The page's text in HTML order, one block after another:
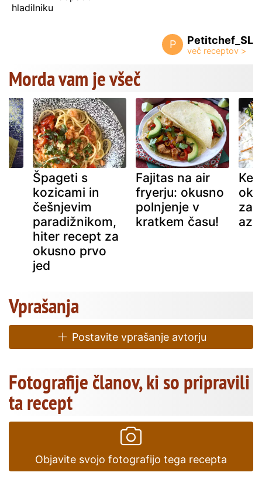
hladilniku
P Petitchef_SL
Morda vam je všeč
Špageti s
kozicami in
češnjevim
paradižnikom,
hiter recept za
okusno prvo
jed
Fajitas na air
fryerju: okusno
polnjenje v
kratkem času!
Vprašanja
Postavite vprašanje avtorju
Fotografije članov, ki so pripravili
ta recept
Objavite svojo fotografijo tega recepta